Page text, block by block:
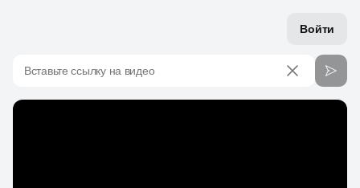
Войти
Вставьте ссылку на видео